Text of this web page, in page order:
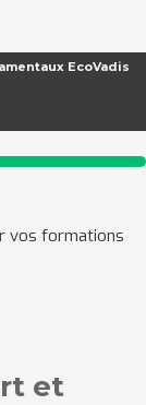
EcoVadis
vos formations
et